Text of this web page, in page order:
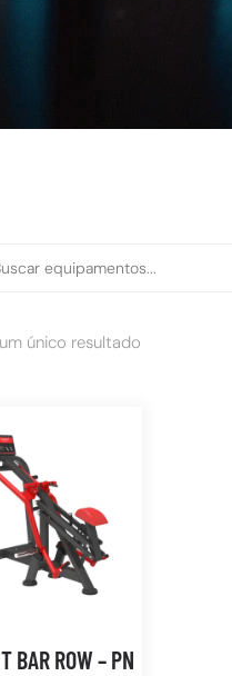
único resultado
BAR ROW – PN